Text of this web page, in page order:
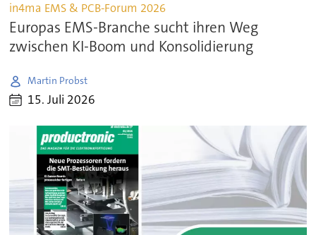
in4ma EMS & PCB-Forum 2026
Europas EMS-Branche sucht ihren Weg
zwischen KI-Boom und Konsolidierung
Martin Probst
15. Juli 2026